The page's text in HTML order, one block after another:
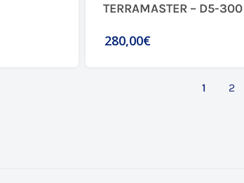
TERRAMASTER – D5-300
280,00€
1 2